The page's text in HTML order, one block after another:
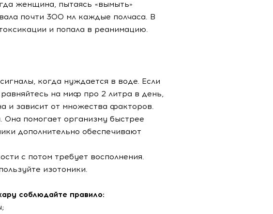
женщина, пытаясь «вымыть»
почти 300 мл каждые полчаса. В
и попала в реанимацию.
когда нуждается в воде. Если
равняйтесь на миф про 2 литра в день,
и зависит от множества факторов.
Она помогает организму быстрее
дополнительно обеспечивают
с потом требует восполнения.
изотоники.
соблюдайте правило: